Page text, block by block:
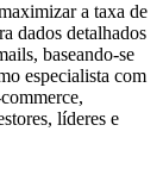
a taxa de
dados detalhados
baseando-se
especialista com
líderes e